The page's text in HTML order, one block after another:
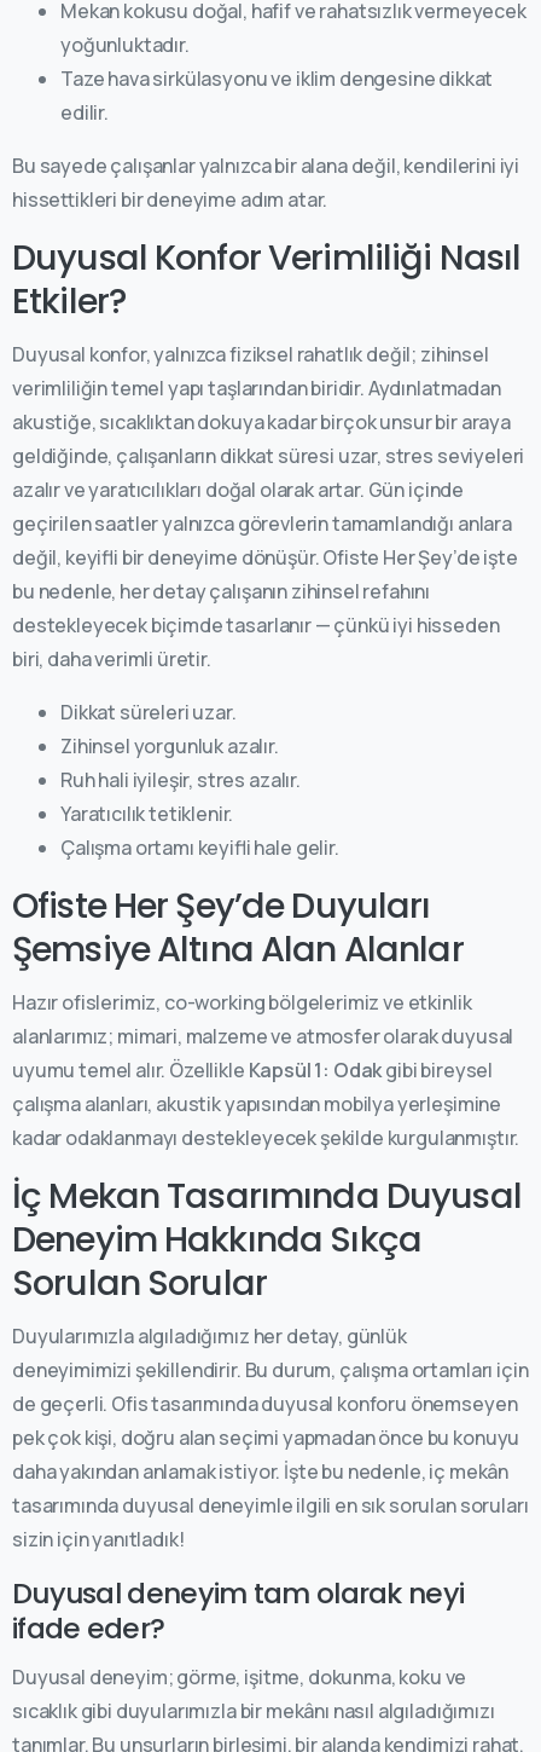
Mekan kokusu doğal, hafif ve rahatsızlık vermeyecek
yoğunluktadır.
Taze hava sirkülasyonu ve iklim dengesine dikkat
edilir.
Bu sayede çalışanlar yalnızca bir alana değil, kendilerini iyi
hissettikleri bir deneyime adım atar.
Duyusal Konfor Verimliliği Nasıl
Etkiler?
Duyusal konfor, yalnızca fiziksel rahatlık değil; zihinsel
verimliliğin temel yapı taşlarından biridir. Aydınlatmadan
akustiğe, sıcaklıktan dokuya kadar birçok unsur bir araya
geldiğinde, çalışanların dikkat süresi uzar, stres seviyeleri
azalır ve yaratıcılıkları doğal olarak artar. Gün içinde
geçirilen saatler yalnızca görevlerin tamamlandığı anlara
değil, keyifli bir deneyime dönüşür. Ofiste Her Şey’de işte
bu nedenle, her detay çalışanın zihinsel refahını
destekleyecek biçimde tasarlanır — çünkü iyi hisseden
biri, daha verimli üretir.
Dikkat süreleri uzar.
Zihinsel yorgunluk azalır.
Ruh hali iyileşir, stres azalır.
Yaratıcılık tetiklenir.
Çalışma ortamı keyifli hale gelir.
Ofiste Her Şey’de Duyuları
Şemsiye Altına Alan Alanlar
Hazır ofislerimiz, co-working bölgelerimiz ve etkinlik
alanlarımız; mimari, malzeme ve atmosfer olarak duyusal
uyumu temel alır. Özellikle Kapsül 1: Odakgibi bireysel
çalışma alanları, akustik yapısından mobilya yerleşimine
kadar odaklanmayı destekleyecek şekilde kurgulanmıştır.
İç Mekan Tasarımında Duyusal
Deneyim Hakkında Sıkça
Sorulan Sorular
Duyularımızla algıladığımız her detay, günlük
deneyimimizi şekillendirir. Bu durum, çalışma ortamları için
de geçerli. Ofis tasarımında duyusal konforu önemseyen
pek çok kişi, doğru alan seçimi yapmadan önce bu konuyu
daha yakından anlamak istiyor. İşte bu nedenle, iç mekân
tasarımında duyusal deneyimle ilgili en sık sorulan soruları
sizin için yanıtladık!
Duyusal deneyim tam olarak neyi
ifade eder?
Duyusal deneyim; görme, işitme, dokunma, koku ve
sıcaklık gibi duyularımızla bir mekânı nasıl algıladığımızı
tanımlar. Bu unsurların birleşimi, bir alanda kendimizi rahat,